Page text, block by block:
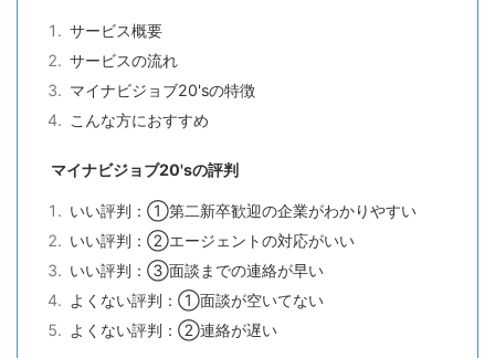
サービス概要
サービスの流れ
マイナビジョブ20'sの特徴
こんな方におすすめ
マイナビジョブ20'sの評判
いい評判：①第二新卒歓迎の企業がわかりやすい
いい評判：②エージェントの対応がいい
いい評判：③面談までの連絡が早い
よくない評判：①面談が空いてない
よくない評判：②連絡が遅い